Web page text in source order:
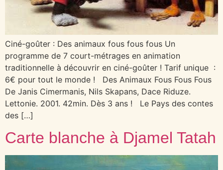
Ciné-goûter : Des animaux fous fous fous Un
programme de 7 court-métrages en animation
traditionnelle à découvrir en ciné-goûter ! Tarif unique :
6€ pour tout le monde ! Des Animaux Fous Fous Fous
De Janis Cimermanis, Nils Skapans, Dace Riduze.
Lettonie. 2001. 42min. Dès 3 ans ! Le Pays des contes
des […]
Carte blanche à Djamel Tatah